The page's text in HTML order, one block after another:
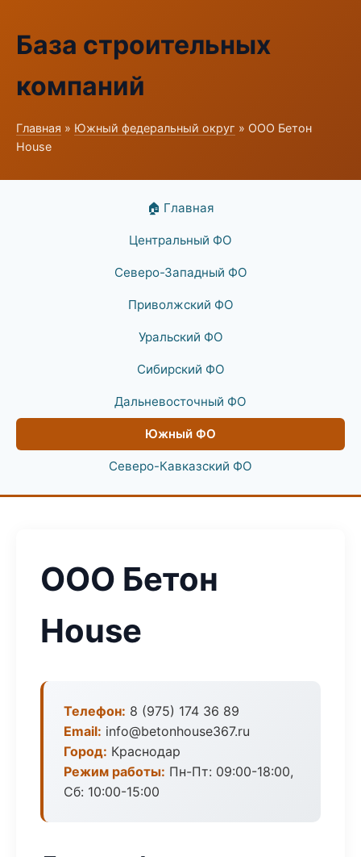
База строительных
компаний
Главная » Южный федеральный округ » ООО Бетон
House
🏠 Главная
Центральный ФО
Северо-Западный ФО
Приволжский ФО
Уральский ФО
Сибирский ФО
Дальневосточный ФО
Южный ФО
Северо-Кавказский ФО
ООО Бетон
House
Телефон: 8 (975) 174 36 89
Email: info@betonhouse367.ru
Город: Краснодар
Режим работы: Пн-Пт: 09:00-18:00,
Сб: 10:00-15:00